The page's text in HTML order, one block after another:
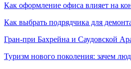
Как оформление офиса влияет на
Как выбрать подрядчика для
Гран-при Бахрейна и Саудовской
Туризм нового поколения: зачем